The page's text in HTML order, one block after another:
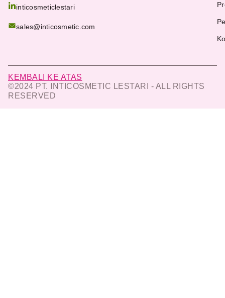
inticosmeticlestari
sales@inticosmetic.com
KEMBALI KE ATAS
©2024 PT. INTICOSMETIC LESTARI - ALL RIGHTS
RESERVED